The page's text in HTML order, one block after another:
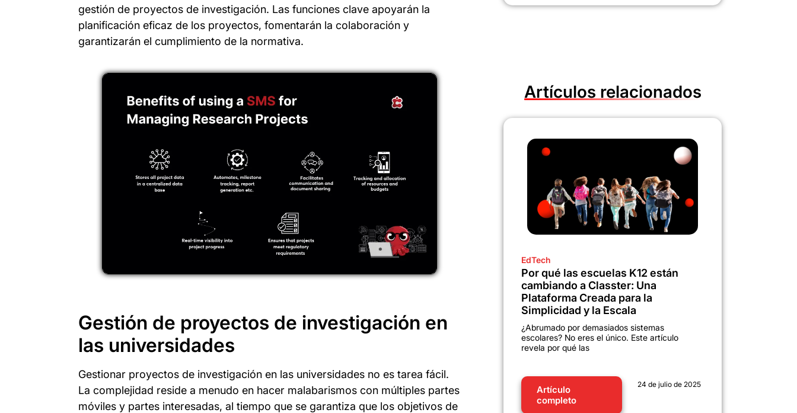
gestión de proyectos de investigación. Las funciones clave apoyarán la
planificación eficaz de los proyectos, fomentarán la colaboración y
garantizarán el cumplimiento de la normativa.
Gestión de proyectos de investigación en
las universidades
Gestionar proyectos de investigación en las universidades no es tarea fácil.
La complejidad reside a menudo en hacer malabarismos con múltiples partes
móviles y partes interesadas, al tiempo que se garantiza que los objetivos de
Artículos relacionados
EdTech
Por qué las escuelas K12 están
cambiando a Classter: Una
Plataforma Creada para la
Simplicidad y la Escala
¿Abrumado por demasiados sistemas
escolares? No eres el único. Este artículo
revela por qué las
Artículo
completo
24 de julio de 2025